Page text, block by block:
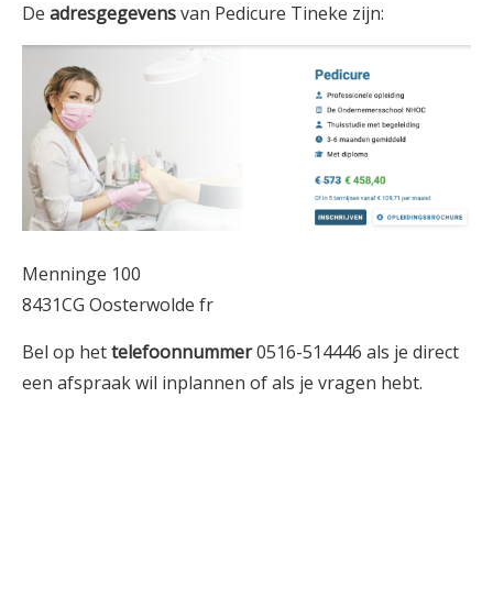
De adresgegevensvan Pedicure Tineke zijn:
Menninge 100
8431CG Oosterwolde fr
Bel op hettelefoonnummer0516-514446 als je direct
een afspraak wil inplannen of als je vragen hebt.